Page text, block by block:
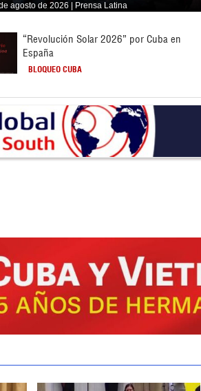
agosto de 2026 | Prensa Latina
“Revolución Solar 2026” por Cuba en
España
BLOQUEO CUBA